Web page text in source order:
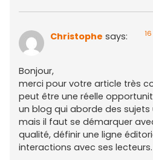
Christophe says:
Bonjour,
merci pour votre article très
peut être une réelle
un blog qui aborde des
mais il faut se démarquer
qualité, définir une ligne
interactions avec ses lecteurs.